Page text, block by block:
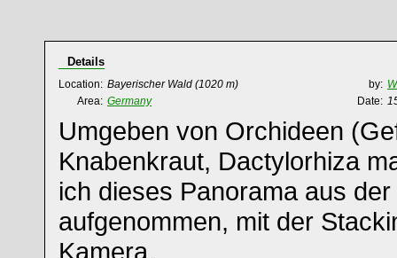
Details
Location: Bayerischer Wald (1020 m) by:
Area: Germany Date:
Umgeben von Orchideen
Knabenkraut, Dactylorhiza
ich dieses Panorama aus
aufgenommen, mit der
Kamera.